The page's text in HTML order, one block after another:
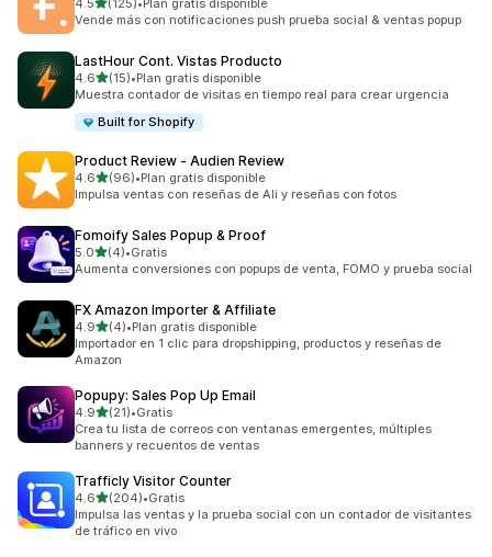
4.5 (125)
125 reseñas en total
•Plan gratis disponible
Vende más con notificaciones push prueba social & ventas popup
LastHour Cont. Vistas Producto
4.6de 5 estrellas
(15)
15 reseñas en total
•Plan gratis disponible
Muestra contador de visitas en tiempo real para crear urgencia
Built for Shopify
Product Review ‑ Audien Review
4.6de 5 estrellas
(96)
96 reseñas en total
•Plan gratis disponible
Impulsa ventas con reseñas de Ali y reseñas con fotos
Fomoify Sales Popup & Proof
5.0de 5 estrellas
(4)
4 reseñas en total
•Gratis
Aumenta conversiones con popups de venta, FOMO y prueba social
FX Amazon Importer & Affiliate
4.9de 5 estrellas
(4)
4 reseñas en total
•Plan gratis disponible
Importador en 1 clic para dropshipping, productos y reseñas de
Amazon
Popupy: Sales Pop Up Email
4.9de 5 estrellas
(21)
21 reseñas en total
•Gratis
Crea tu lista de correos con ventanas emergentes, múltiples
banners y recuentos de ventas
Trafficly Visitor Counter
4.6de 5 estrellas
(204)
204 reseñas en total
•Gratis
Impulsa las ventas y la prueba social con un contador de visitantes
de tráfico en vivo